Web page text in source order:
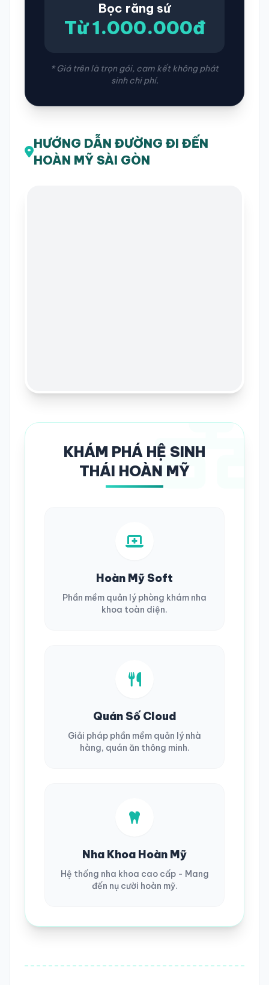
Bọc răng sứ
Từ 1.000.000đ
* Giá trên là trọn gói, cam kết không phát
sinh chi phí.
HƯỚNG DẪN ĐƯỜNG ĐI ĐẾN
HOÀN MỸ SÀI GÒN
KHÁM PHÁ HỆ SINH
THÁI HOÀN MỸ
Hoàn Mỹ Soft
Phần mềm quản lý phòng khám nha
khoa toàn diện.
Quán Số Cloud
Giải pháp phần mềm quản lý nhà
hàng, quán ăn thông minh.
Nha Khoa Hoàn Mỹ
Hệ thống nha khoa cao cấp - Mang
đến nụ cười hoàn mỹ.